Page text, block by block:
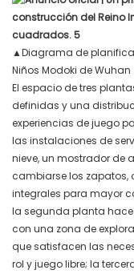
▲Diagrama de
Niños Modoki de Wuhan
El espacio de tres
definidas y una
experiencias de juego
las instalaciones de
nieve, un mostrador de
cambiarse los zapatos,
integrales para mayor
la segunda planta
con una zona de
que satisfacen las
rol y juego libre; la